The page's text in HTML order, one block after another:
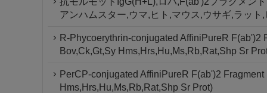
アンハムスター,ウマ,ヒト,マウス,ウサギ,ラット
R-Phycoerythrin-conjugated AffiniPureR
Bov,Ck,Gt,Sy Hms,Hrs,Hu,Ms,Rb,Rat,Shp Sr
PerCP-conjugated AffiniPureR F(ab')2
Hms,Hrs,Hu,Ms,Rb,Rat,Shp Sr Prot)